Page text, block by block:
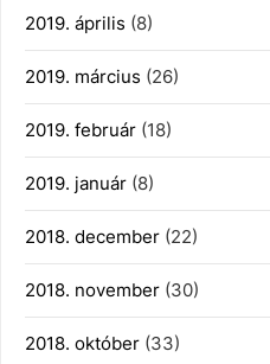
2019. április (8)
2019. március (26)
2019. február (18)
2019. január (8)
2018. december (22)
2018. november (30)
2018. október (33)